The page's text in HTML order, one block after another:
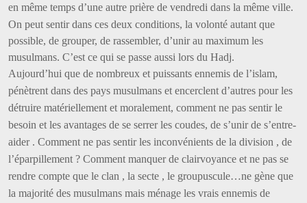
en même temps d’une autre prière de vendredi dans la même ville.
On peut sentir dans ces deux conditions, la volonté autant que
possible, de grouper, de rassembler, d’unir au maximum les
musulmans. C’est ce qui se passe aussi lors du Hadj.
Aujourd’hui que de nombreux et puissants ennemis de l’islam,
pénètrent dans des pays musulmans et encerclent d’autres pour les
détruire matériellement et moralement, comment ne pas sentir le
besoin et les avantages de se serrer les coudes, de s’unir de s’entre-
aider . Comment ne pas sentir les inconvénients de la division , de
l’éparpillement ? Comment manquer de clairvoyance et ne pas se
rendre compte que le clan , la secte , le groupuscule…ne gène que
la majorité des musulmans mais ménage les vrais ennemis de